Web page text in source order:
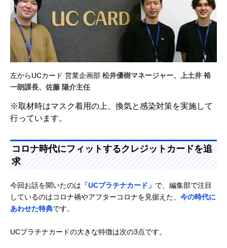
左からUCカード 営業企画部 松井優樹マネージャー、上土井 裕
一朗課長、佐藤 陽介主任
※取材時はマスク着用の上、換気と感染対策を実施して
行っています。
コロナ時代にフィットするクレジットカードを追
求
今回お話を聞いたのは 「UCプラチナカード」 で、編集部で注目
しているのはコロナ禍やアフターコロナを見据えた、 今の時代に
あわせた特典です。
UCプラチナカードの大きな特徴は次の3点です。